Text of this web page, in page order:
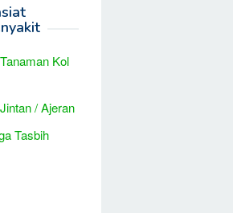
Kol
/ Ajeran
Tasbih